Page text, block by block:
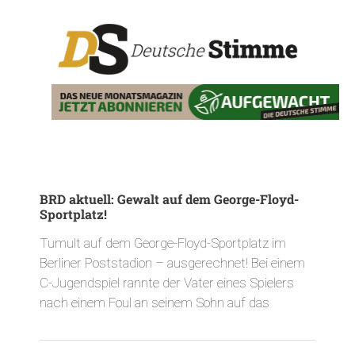
BRD aktuell: Gewalt auf dem George-Floyd-
Sportplatz!
Tumult auf dem George-Floyd-Sportplatz im
Berliner Poststadion – ausgerechnet! Bei einem
C-Jugendspiel rannte der Vater eines Spielers
nach einem Foul an seinem Sohn auf das